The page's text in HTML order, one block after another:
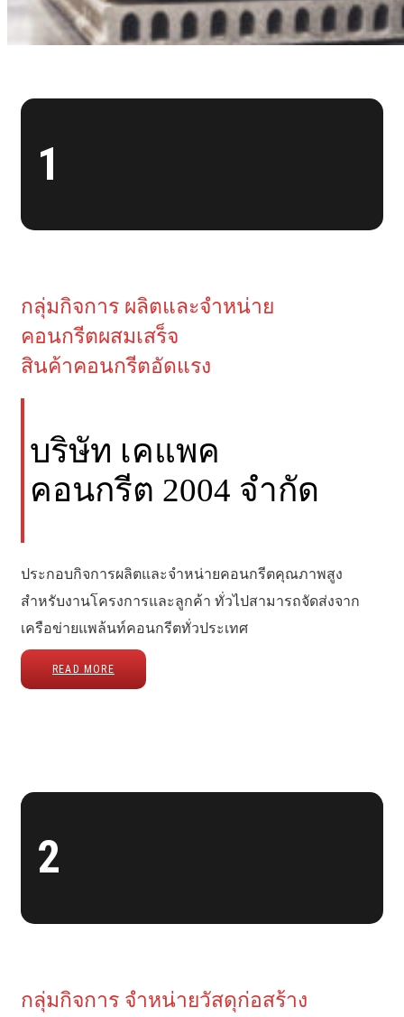
1
กลุ่มกิจการ ผลิตและจำหน่าย
คอนกรีตผสมเสร็จ
สินค้าคอนกรีตอัดแรง
บริษัท เคแพค
คอนกรีต 2004 จำกัด
ประกอบกิจการผลิตและจำหน่ายคอนกรีตคุณภาพสูง
สำหรับงานโครงการและลูกค้า ทั่วไปสามารถจัดส่งจาก
เครือข่ายแพล้นท์คอนกรีตทั่วประเทศ
READ MORE
2
กลุ่มกิจการ จำหน่ายวัสดุก่อสร้าง